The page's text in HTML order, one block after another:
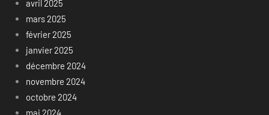
avril 2025
mars 2025
février 2025
janvier 2025
décembre 2024
novembre 2024
octobre 2024
mai 2024